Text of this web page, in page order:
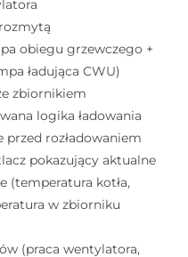
obiegu grzewczego +
ładująca CWU)
zbiornikiem
logika ładowania
przed rozładowaniem
pokazujący aktualne
(temperatura kotła,
w zbiorniku
(praca wentylatora,